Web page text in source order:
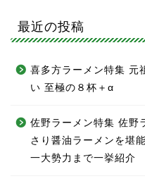
最近の投稿
喜多方ラーメン特集 元
い 至極の８杯＋α
佐野ラーメン特集 佐野
さり醤油ラーメンを堪
一大勢力まで一挙紹介